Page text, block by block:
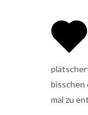
bisschen
mal zu